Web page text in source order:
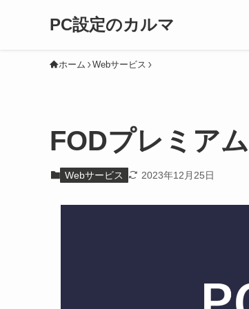
PC設定のカルマ
ホーム Webサービス
FODプレミア
Webサービス 2023年12月25日